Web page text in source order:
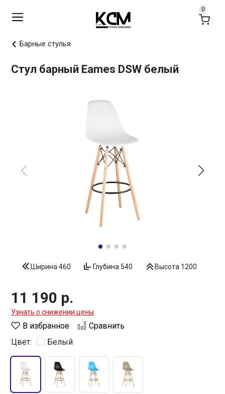
Барные стулья
Стул барный Eames DSW белый
Ширина 460 Глубина 540 Высота 1200
11 190 р.
Узнать о снижении цены
В избранное
Сравнить
Цвет:
Белый